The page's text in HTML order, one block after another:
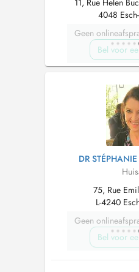
11, Rue Helen
4048
Geen
Bel voor
DR
75, Rue
L-4240
Geen
Bel voor